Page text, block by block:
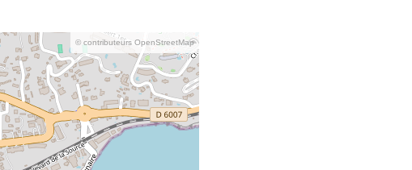
© contributeurs OpenStreetMap